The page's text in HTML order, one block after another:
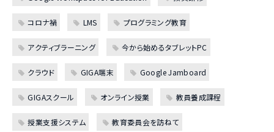
コロナ禍 LMS プログラミング教育
アクティブラーニング 今から始めるタブレットPC
クラウド GIGA端末 Google Jamboard
GIGAスクール オンライン授業 教員養成課程
授業支援システム 教育委員会を訪ねて